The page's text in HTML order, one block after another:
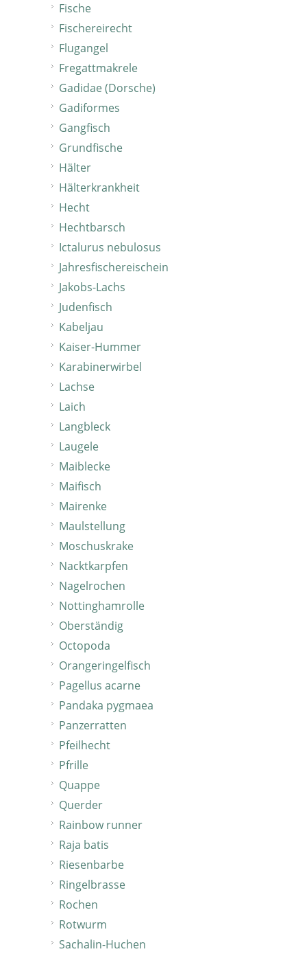
Fische
Fischereirecht
Flugangel
Fregattmakrele
Gadidae (Dorsche)
Gadiformes
Gangfisch
Grundfische
Hälter
Hälterkrankheit
Hecht
Hechtbarsch
Ictalurus nebulosus
Jahresfischereischein
Jakobs-Lachs
Judenfisch
Kabeljau
Kaiser-Hummer
Karabinerwirbel
Lachse
Laich
Langbleck
Laugele
Maiblecke
Maifisch
Mairenke
Maulstellung
Moschuskrake
Nacktkarpfen
Nagelrochen
Nottinghamrolle
Oberständig
Octopoda
Orangeringelfisch
Pagellus acarne
Pandaka pygmaea
Panzerratten
Pfeilhecht
Pfrille
Quappe
Querder
Rainbow runner
Raja batis
Riesenbarbe
Ringelbrasse
Rochen
Rotwurm
Sachalin-Huchen